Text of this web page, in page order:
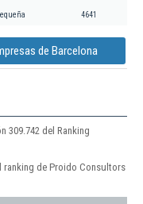
4641
de Barcelona
309.742 del Ranking
ranking de Proido Consultors